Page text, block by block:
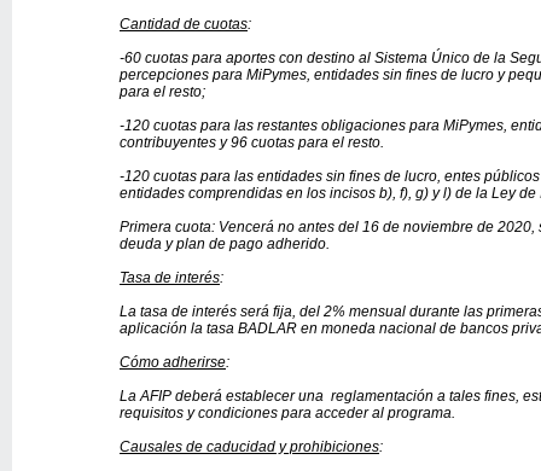
Cantidad de cuotas:
-60 cuotas para aportes con destino al Sistema Único de la
percepciones para MiPymes, entidades sin fines de lucro y
para el resto;
-120 cuotas para las restantes obligaciones para MiPymes,
contribuyentes y 96 cuotas para el resto.
-120 cuotas para las entidades sin fines de lucro, entes
entidades comprendidas en los incisos b), f), g) y l) de la Ley
Primera cuota: Vencerá no antes del 16 de noviembre de
deuda y plan de pago adherido.
Tasa de interés:
La tasa de interés será fija, del 2% mensual durante las
aplicación la tasa BADLAR en moneda nacional de bancos
Cómo adherirse:
La AFIP deberá establecer una reglamentación a tales fines,
requisitos y condiciones para acceder al programa.
Causales de caducidad y prohibiciones: